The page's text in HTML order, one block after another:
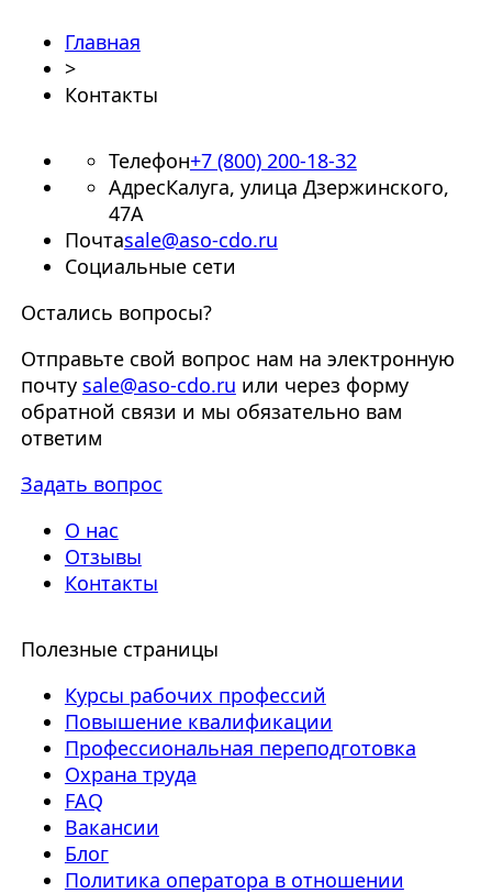
Главная
>
Контакты
Телефон+7 (800) 200-18-32
АдресКалуга, улица Дзержинского,
47А
Почтаsale@aso-cdo.ru
Социальные сети
Остались вопросы?
Отправьте свой вопрос нам на электронную
почту sale@aso-cdo.ru или через форму
обратной связи и мы обязательно вам
ответим
Задать вопрос
О нас
Отзывы
Контакты
Полезные страницы
Курсы рабочих профессий
Повышение квалификации
Профессиональная переподготовка
Охрана труда
FAQ
Вакансии
Блог
Политика оператора в отношении